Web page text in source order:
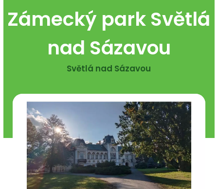
Zámecký park Světlá
nad Sázavou
Světlá nad Sázavou